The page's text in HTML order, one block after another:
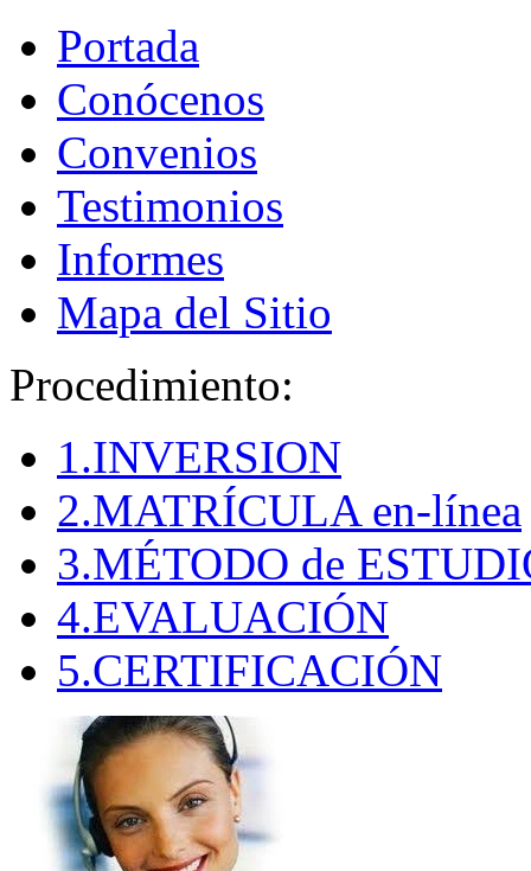
Portada
Conócenos
Convenios
Testimonios
Informes
Mapa del Sitio
Procedimiento:
1.INVERSION
2.MATRÍCULA en-línea
3.MÉTODO de
4.EVALUACIÓN
5.CERTIFICACIÓN